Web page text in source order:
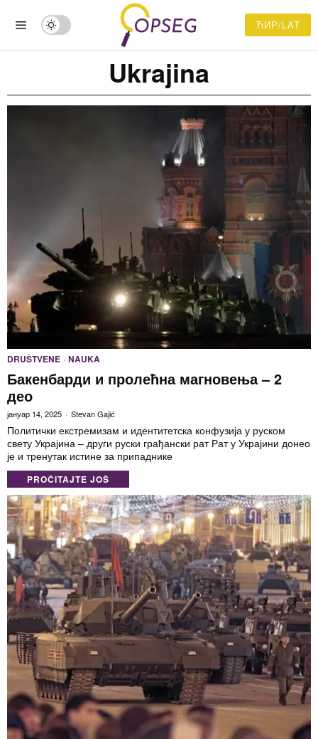
ЋИР/LAT
Ukrajina
DRUŠTVENE · NAUKA
Бакенбарди и пролећна магновења – 2
део
јануар 14, 2025 Stevan Gajić
Политички екстремизам и идентитетска конфузија у руском
свету Украјина – други руски грађански рат Рат у Украјини донео
је и тренутак истине за припаднике
PROČITAJTE JOŠ